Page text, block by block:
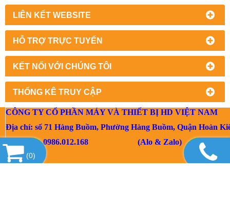
LIÊN KẾT WEBSITE
HỖ TRỢ TRỰC TUYẾN
KẾT NỐI VỚI CHÚNG TÔI
THỐNG KÊ TRUY CẬP
CÔNG TY CỔ PHẦN MÁY VÀ THIẾT BỊ HD VIỆT NAM
Địa chỉ: số 71 Hàng Buồm, Phường Hàng Buồm, Quận Hoàn
Mr Hùng: 0986.012.168 (Alo & Zalo)
(0)